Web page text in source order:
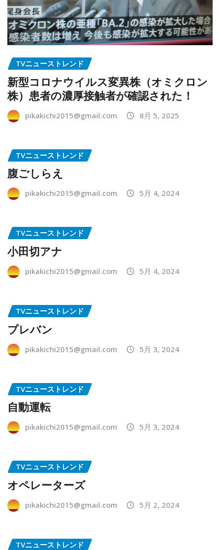
TVニューストレンド
新型コロナウイルス変異株（オミクロン
株）患者の濃厚接触者が確認された！
pikakichi2015@gmail.com 8月 5, 2025
TVニューストレンド
腹ごしらえ
pikakichi2015@gmail.com 5月 4, 2024
TVニューストレンド
小田切アナ
pikakichi2015@gmail.com 5月 4, 2024
TVニューストレンド
プレバン
pikakichi2015@gmail.com 5月 3, 2024
TVニューストレンド
自動運転
pikakichi2015@gmail.com 5月 3, 2024
TVニューストレンド
オペレーターズ
pikakichi2015@gmail.com 5月 2, 2024
TVニューストレンド